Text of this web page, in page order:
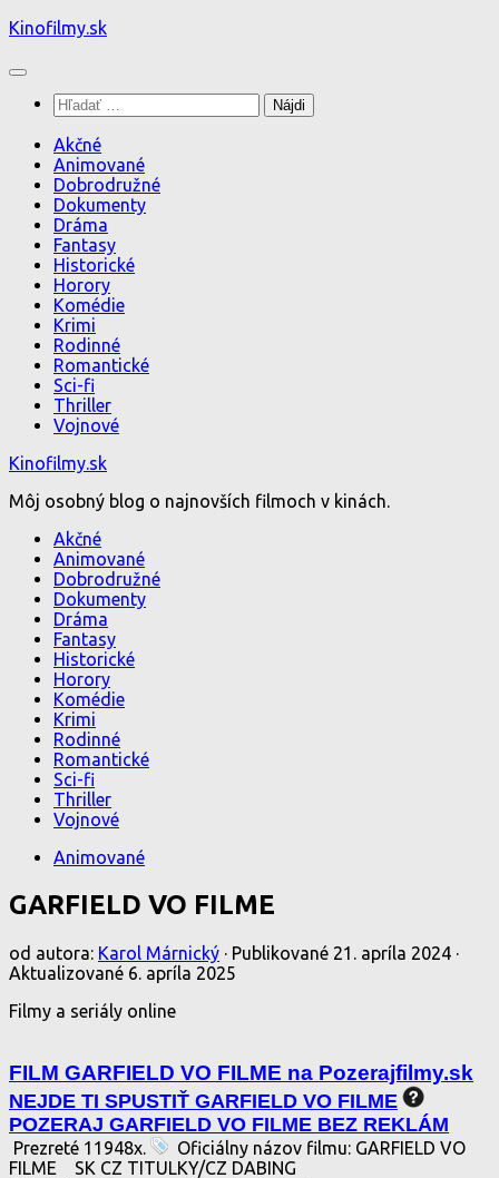
Preskočiť
obsah
Kinofilmy.sk
Hľadať:
Akčné
Animované
Dobrodružné
Dokumenty
Dráma
Fantasy
Historické
Horory
Komédie
Krimi
Rodinné
Romantické
Sci-fi
Thriller
Vojnové
Kinofilmy.sk
Môj osobný blog o najnovších filmoch v kinách.
Akčné
Animované
Dobrodružné
Dokumenty
Dráma
Fantasy
Historické
Horory
Komédie
Krimi
Rodinné
Romantické
Sci-fi
Thriller
Vojnové
Animované
GARFIELD VO FILME
od autora: Karol Márnický · Publikované 21. apríla 2024 ·
Aktualizované 6. apríla 2025
Filmy a seriály online
FILM GARFIELD VO FILME na Pozerajfilmy.sk
NEJDE TI SPUSTIŤ GARFIELD VO FILME
POZERAJ GARFIELD VO FILME BEZ REKLÁM
Prezreté 11948x.
Oficiálny názov filmu: GARFIELD VO
FILME
SK CZ TITULKY/CZ DABING